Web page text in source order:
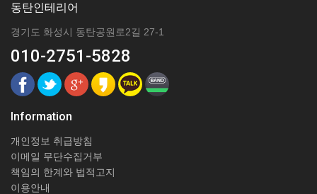
동탄인테리어
경기도 화성시 동탄공원로2길 27-1
010-2751-5828
Information
개인정보 취급방침
이메일 무단수집거부
책임의 한계와 법적고지
이용안내